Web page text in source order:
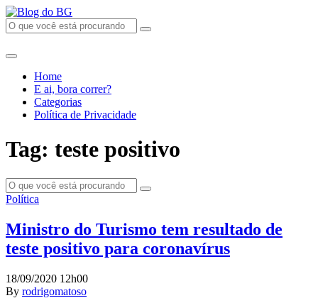
Home
E ai, bora correr?
Categorias
Política de Privacidade
Tag: teste positivo
Política
Ministro do Turismo tem resultado de
teste positivo para coronavírus
18/09/2020 12h00
By rodrigomatoso